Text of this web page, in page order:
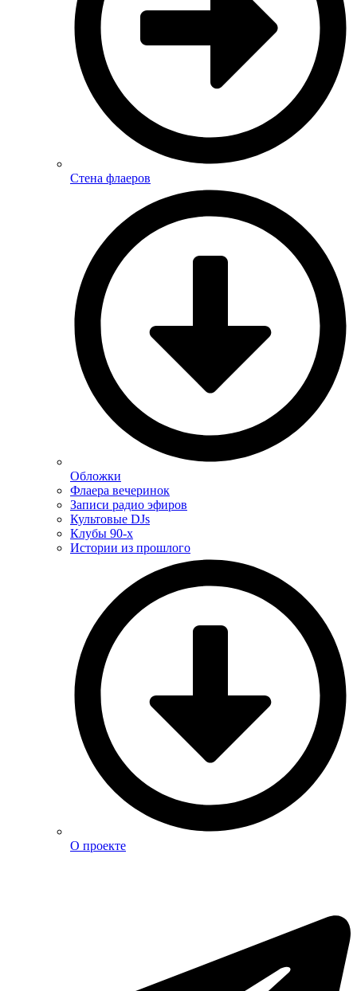
Стена флаеров
Обложки
Флаера вечеринок
Записи радио эфиров
Культовые DJs
Клубы 90-х
Истории из прошлого
О проекте